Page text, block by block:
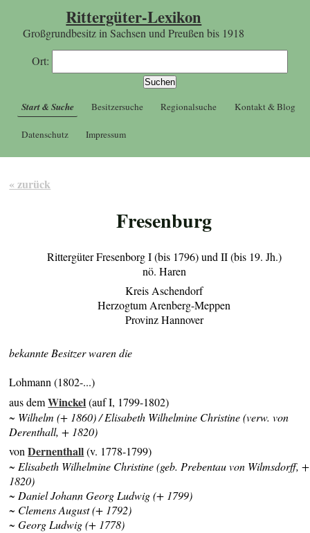
Rittergüter-Lexikon
Großgrundbesitz in Sachsen und Preußen bis 1918
Ort:
Start & Suche Besitzersuche Regionalsuche Kontakt & Blog
Datenschutz Impressum
« zurück
Fresenburg
Rittergüter Fresenborg I (bis 1796) und II (bis 19. Jh.)
nö. Haren
Kreis Aschendorf
Herzogtum Arenberg-Meppen
Provinz Hannover
bekannte Besitzer waren die
Lohmann (1802-...)
aus demWinckel(auf I, 1799-1802)
~ Wilhelm (+ 1860) / Elisabeth Wilhelmine Christine (verw. von
Derenthall, + 1820)
vonDernenthall(v. 1778-1799)
~ Elisabeth Wilhelmine Christine (geb. Prebentau von Wilmsdorff, +
1820)
~ Daniel Johann Georg Ludwig (+ 1799)
~ Clemens August (+ 1792)
~ Georg Ludwig (+ 1778)